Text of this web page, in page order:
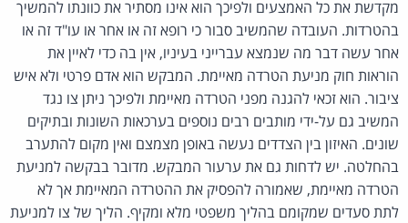
מקדשת את כל האמצעים ולפיכך הוא אינו מסתיר את כוונתו להמשיך
בהטרדות. העובדה שהמשיב סבור כי רופא זה או אחר או עו"ד זה או
אחר עשה דבר מה שנמצא עברייני בעיניו, אין בה כדי לאיין את
הוראות חוק מניעת הטרדה מאיימת. המבקש הוא אדם פרטי ולא איש
ציבור. הוא זכאי להגנה מפני הטרדה מאיימת ולפיכך ניתן צו נגד
המשיב גם על-ידי מותבים רבים נוספים בערכאות השונות ובתיקים
שונים. האיזון בין הצדדים נעשה באופן מצמצם ואין מקום להתערב
בהחלטה. יש לדחות גם את ערעור המבקש. מדובר בבקשה למניעת
הטרדה מאיימת, שאמורה להפסיק את ההטרדה המאיימת אך לא
לתת סעדים שמקומם בהליך משפטי מלא ומקיף. הליך של צו למניעת